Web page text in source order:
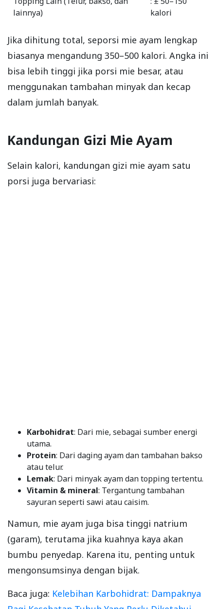
lainnya)
kalori
Jika dihitung total, seporsi mie ayam lengkap
biasanya mengandung 350–500 kalori. Angka ini
bisa lebih tinggi jika porsi mie besar, atau
menggunakan tambahan minyak dan kecap
dalam jumlah banyak.
Kandungan Gizi Mie Ayam
Selain kalori, kandungan gizi mie ayam satu
porsi juga bervariasi:
Karbohidrat: Dari mie, sebagai sumber energi
utama.
Protein: Dari daging ayam dan tambahan bakso
atau telur.
Lemak: Dari minyak ayam dan topping tertentu.
Vitamin & mineral: Tergantung tambahan
sayuran seperti sawi atau caisim.
Namun, mie ayam juga bisa tinggi natrium
(garam), terutama jika kuahnya kaya akan
bumbu penyedap. Karena itu, penting untuk
mengonsumsinya dengan bijak.
Baca juga: Kelebihan Karbohidrat: Dampaknya